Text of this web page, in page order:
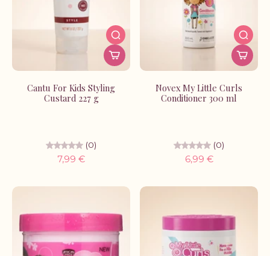
Cantu For Kids Styling
Custard 227 g
(0)
7,99 €
Novex My Little Curls
Conditioner 300 ml
(0)
6,99 €